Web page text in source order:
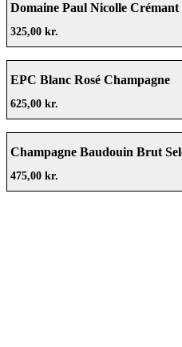
Domaine Paul Nicolle
Extra Brut
325,00 kr.
EPC Blanc Rosé Champagne
625,00 kr.
Champagne Baudouin Brut
475,00 kr.